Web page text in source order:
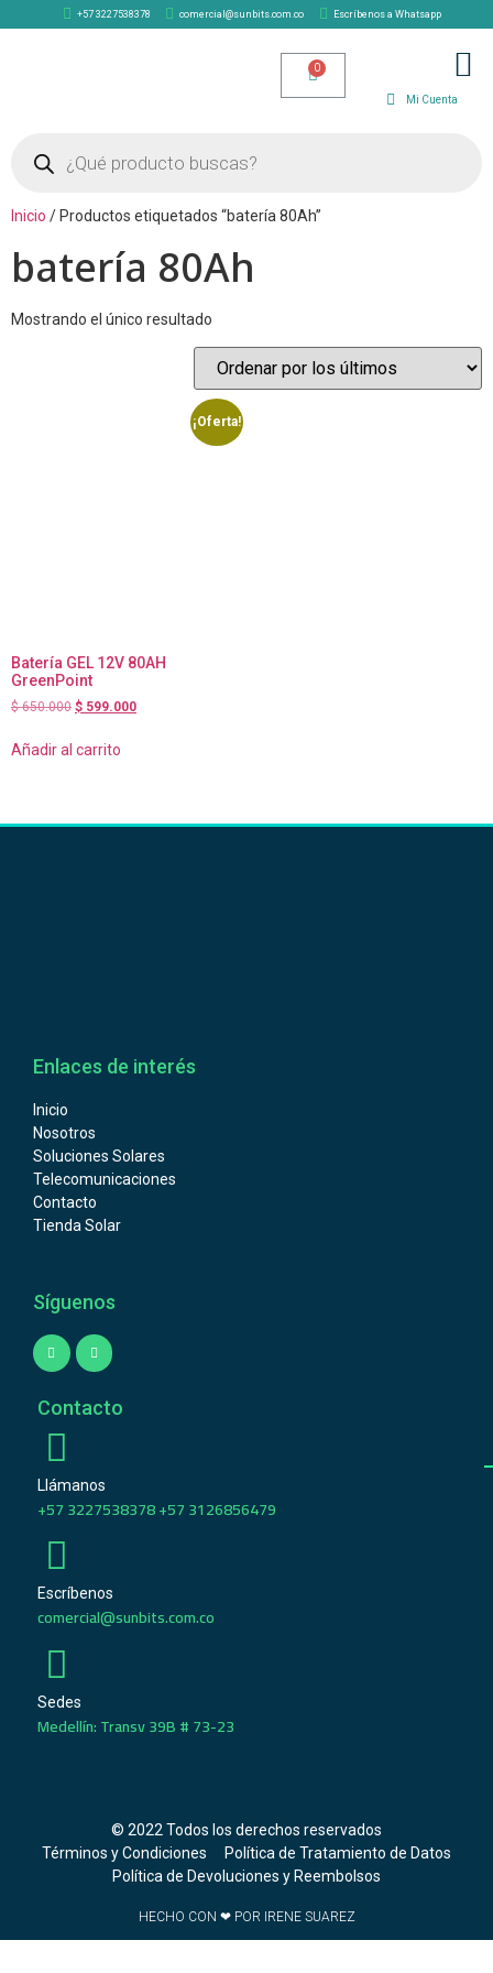
+57 3227538378 comercial@sunbits.com.co Escríbenos a Whatsapp
Mi Cuenta
Inicio / Productos etiquetados “batería 80Ah”
batería 80Ah
Mostrando el único resultado
¡Oferta!
Batería GEL 12V 80AH
GreenPoint
$650.000 $ 599.000
Añadir al carrito
Enlaces de interés
Inicio
Nosotros
Soluciones Solares
Telecomunicaciones
Contacto
Tienda Solar
Síguenos
Contacto
Llámanos
+57 3227538378 +57 3126856479
Escríbenos
comercial@sunbits.com.co
Sedes
Medellín: Transv 39B # 73-23
© 2022 Todos los derechos reservados
Términos y Condiciones
Política de Tratamiento de Datos
Política de Devoluciones y Reembolsos
HECHO CON ❤ POR IRENE SUAREZ